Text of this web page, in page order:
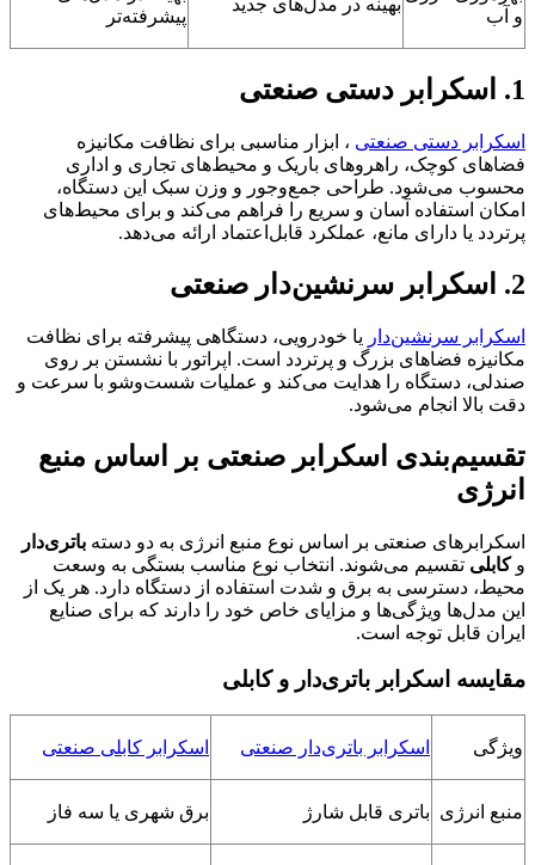
و آب
بهینه در مدل‌های جدید
پیشرفته‌تر
1. اسکرابر دستی صنعتی
اسکرابر دستی صنعتی ، ابزار مناسبی برای نظافت مکانیزه
فضاهای کوچک، راهروهای باریک و محیط‌های تجاری و اداری
محسوب می‌شود. طراحی جمع‌وجور و وزن سبک این دستگاه،
امکان استفاده آسان و سریع را فراهم می‌کند و برای محیط‌های
پرتردد یا دارای مانع، عملکرد قابل‌اعتماد ارائه می‌دهد.
2. اسکرابر سرنشین‌دار صنعتی
اسکرابر سرنشین‌دار یا خودرویی، دستگاهی پیشرفته برای نظافت
مکانیزه فضاهای بزرگ و پرتردد است. اپراتور با نشستن بر روی
صندلی، دستگاه را هدایت می‌کند و عملیات شست‌وشو با سرعت و
دقت بالا انجام می‌شود.
تقسیم‌بندی اسکرابر صنعتی بر اساس منبع
انرژی
اسکرابرهای صنعتی بر اساس نوع منبع انرژی به دو دسته باتری‌دار
وکابلی تقسیم می‌شوند. انتخاب نوع مناسب بستگی به وسعت
محیط، دسترسی به برق و شدت استفاده از دستگاه دارد. هر یک از
این مدل‌ها ویژگی‌ها و مزایای خاص خود را دارند که برای صنایع
ایران قابل توجه است.
مقایسه اسکرابر باتری‌دار و کابلی
ویژگی اسکرابر باتری‌دار صنعتی اسکرابر کابلی صنعتی
منبع انرژی باتری قابل شارژ برق شهری یا سه فاز